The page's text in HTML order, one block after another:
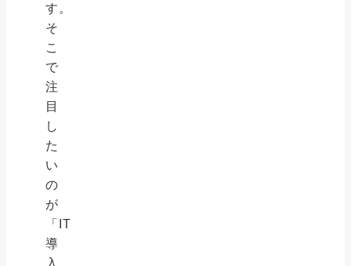
す。
そ
こ
で
注
目
し
た
い
の
が
「IT
導
入